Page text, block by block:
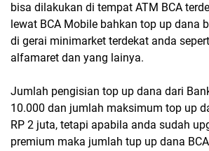
bisa dilakukan di tempat ATM BCA
lewat BCA Mobile bahkan top up dana
di gerai minimarket terdekat anda
alfamaret dan yang lainya.
Jumlah pengisian top up dana dari
10.000 dan jumlah maksimum top up
RP 2 juta, tetapi apabila anda sudah
premium maka jumlah tup up dana